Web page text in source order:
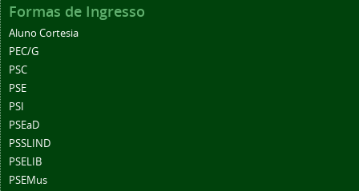
Formas de Ingresso
Aluno Cortesia
PEC/G
PSC
PSE
PSI
PSEaD
PSSLIND
PSELIB
PSEMus